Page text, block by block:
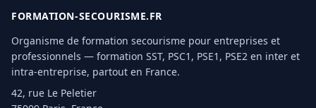
FORMATION-SECOURISME.FR
Organisme de formation secourisme pour entreprises et
professionnels — formation SST, PSC1, PSE1, PSE2 en inter et
intra-entreprise, partout en France.
42, rue Le Peletier